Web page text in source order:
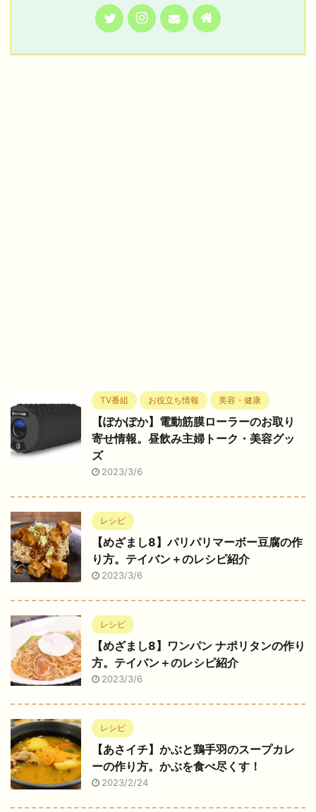
TV番組 お役立ち情報 美容・健康
【ぽかぽか】電動筋膜ローラーのお取り
寄せ情報。昼飲み主婦トーク・美容グッ
ズ
2023/3/6
レシピ
【めざまし8】パリパリマーボー豆腐の作
り方。テイバン＋のレシピ紹介
2023/3/6
レシピ
【めざまし8】ワンパン ナポリタンの作り
方。テイバン＋のレシピ紹介
2023/3/6
レシピ
【あさイチ】かぶと鶏手羽のスープカレ
ーの作り方。かぶを食べ尽くす！
2023/2/24